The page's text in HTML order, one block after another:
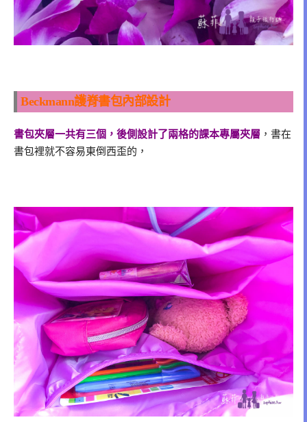
Beckmann護脊書包內部設計
書包夾層一共有三個，後側設計了兩格的課本專屬夾層 ，書在
書包裡就不容易東倒西歪的，